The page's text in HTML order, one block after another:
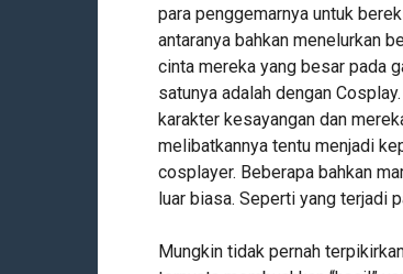
para penggemarnya untuk
antaranya bahkan menelurkan
cinta mereka yang besar pada
satunya adalah dengan
karakter kesayangan dan
melibatkannya tentu menjadi
cosplayer. Beberapa bahkan
luar biasa. Seperti yang terjadi
Mungkin tidak pernah